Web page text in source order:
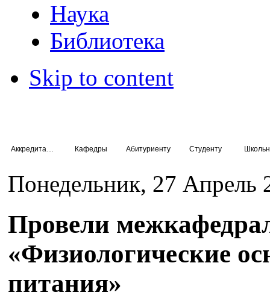
Наука
Библиотека
Skip to content
Кафедры Абитуриенту Студенту
Понедельник, 27 Апрель
Провели
«Физиологические
питания»